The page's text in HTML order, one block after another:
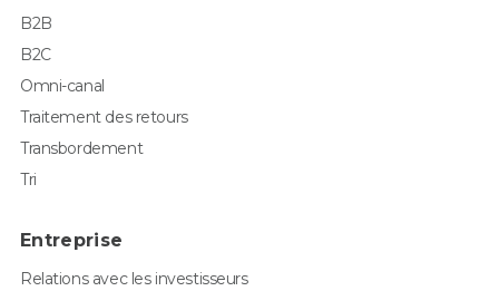
B2B
B2C
Omni-canal
Traitement des retours
Transbordement
Tri
Entreprise
Relations avec les investisseurs